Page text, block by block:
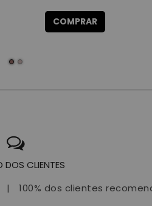
COMPRAR
DOS CLIENTES
| 100% dos clientes